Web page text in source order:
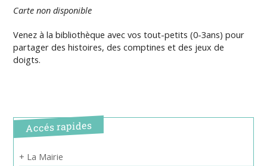
Carte non disponible
Venez à la bibliothèque avec vos tout-petits (0-3ans) pour
partager des histoires, des comptines et des jeux de
doigts.
Accés rapides
+ La Mairie